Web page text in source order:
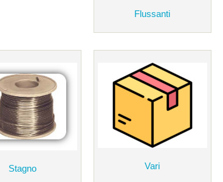
Flussanti
Stagno Vari